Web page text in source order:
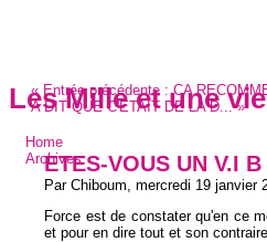
Les Mille et une
Home
Archives
« Entrée précédente :CA
A DIT QUE C'ETAIT DE LA D...»
ETES-VOUS UN V.I
Par Chiboum, mercredi 19 janvier
Force est de constater qu'en ce
et pour en dire tout et son contraire.